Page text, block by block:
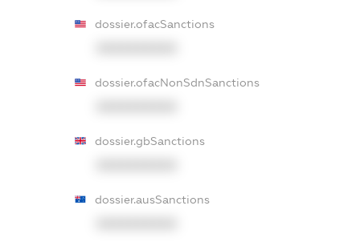
dossier.ofacSanctions
dossier.ofacNonSdnSanctions
dossier.gbSanctions
dossier.ausSanctions